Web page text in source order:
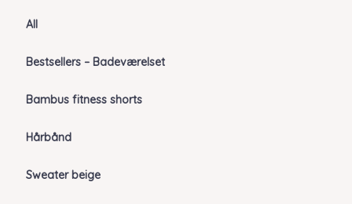
All
Bestsellers – Badeværelset
Bambus fitness shorts
Hårbånd
Sweater beige